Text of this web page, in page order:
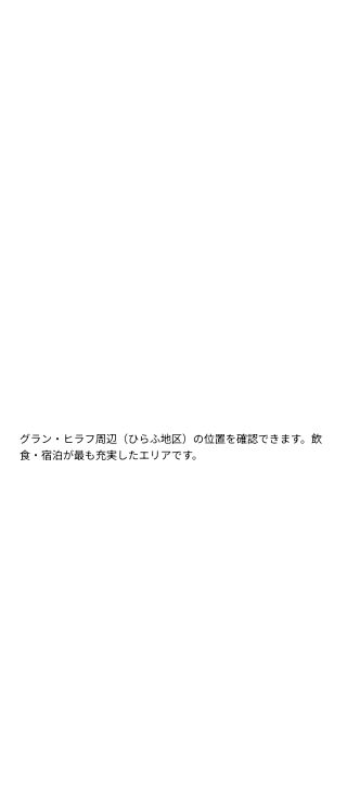
グラン・ヒラフ周辺（ひらふ地区）の位置を確認できます。飲
食・宿泊が最も充実したエリアです。